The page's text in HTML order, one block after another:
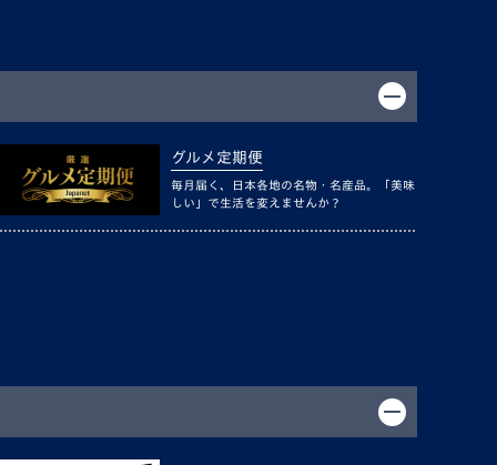
グルメ定期便
毎月届く、日本各地の名物・名産品。「美味
しい」で生活を変えませんか？